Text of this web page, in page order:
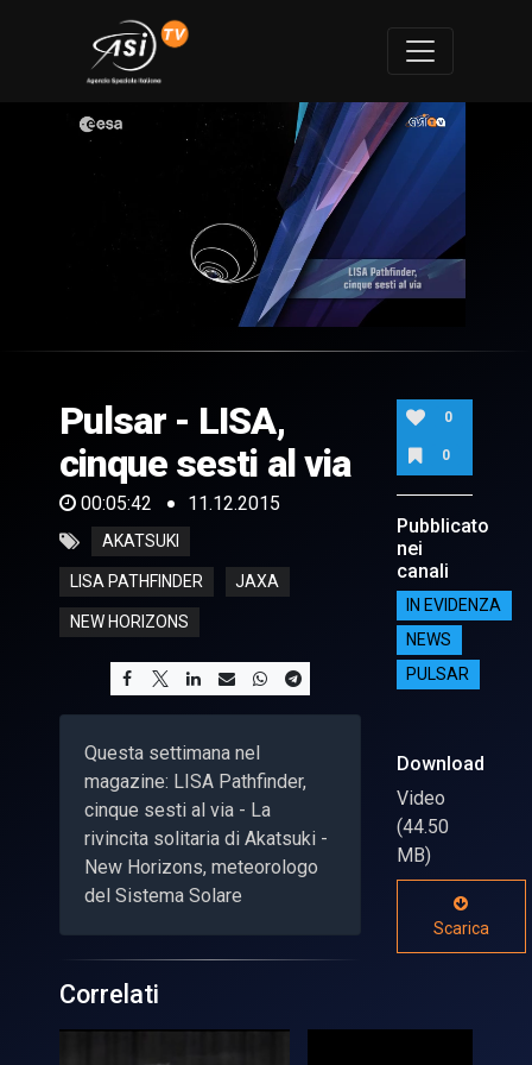
of
42
seconds
Pulsar - LISA,
cinque sesti al via
00:05:42 11.12.2015
AKATSUKI
LISA PATHFINDER JAXA
NEW HORIZONS
Questa settimana nel
magazine: LISA Pathfinder,
cinque sesti al via - La
rivincita solitaria di Akatsuki -
New Horizons, meteorologo
del Sistema Solare
0
0
Pubblicato
nei
canali
IN EVIDENZA
NEWS
PULSAR
Download
Video
(44.50
MB)
Scarica
Correlati